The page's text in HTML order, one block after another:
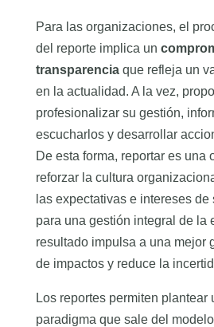
Para las organizaciones, el
del reporte implica un
transparencia que refleja un
en la actualidad. A la vez,
profesionalizar su gestión,
escucharlos y desarrollar
De esta forma, reportar es una
reforzar la cultura
las expectativas e intereses
para una gestión integral de la
resultado impulsa a una mejor
de impactos y reduce la
Los reportes permiten plantear
paradigma que sale del